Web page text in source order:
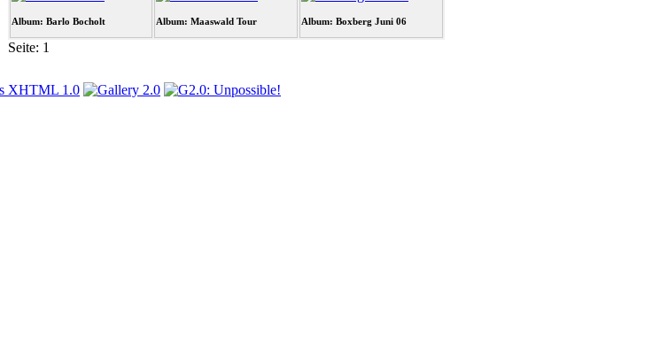
Album: Barlo Bocholt Album: Maaswald Tour Album: Boxberg Juni 06
Seite: 1